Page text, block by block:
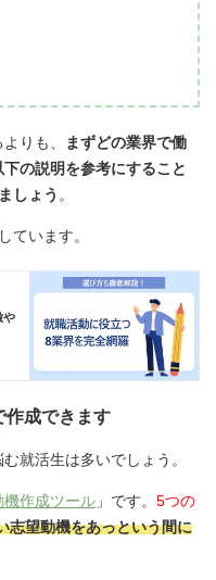
りも、
まずどの業界で働
の説明を参考にすること
しょう 。
ています。
や
作成できます
就活生は多いでしょう。
機作成ツール 」です。 5つの
志望動機をあっという間に